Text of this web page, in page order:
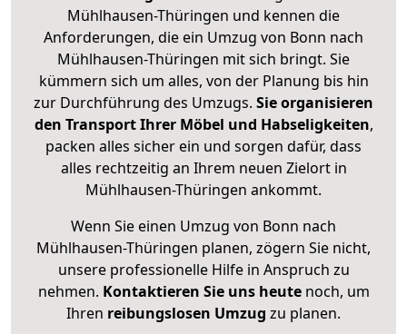
Mühlhausen-Thüringen und kennen die
Anforderungen, die ein Umzug von Bonn nach
Mühlhausen-Thüringen mit sich bringt. Sie
kümmern sich um alles, von der Planung bis hin
zur Durchführung des Umzugs. Sie organisieren
den Transport Ihrer Möbel und Habseligkeiten,
packen alles sicher ein und sorgen dafür, dass
alles rechtzeitig an Ihrem neuen Zielort in
Mühlhausen-Thüringen ankommt.
Wenn Sie einen Umzug von Bonn nach
Mühlhausen-Thüringen planen, zögern Sie nicht,
unsere professionelle Hilfe in Anspruch zu
nehmen. Kontaktieren Sie uns heutenoch, um
Ihren reibungslosen Umzug zu planen.